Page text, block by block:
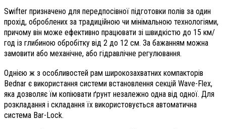
Swifter призначено для передпосівної підготовки полів за один
прохід, оброблених за традиційною чи мінімальною технологіями,
причому він може ефективно працювати зі швидкістю до 15 км/
год із глибиною обробітку від 2 до 12 см. За бажанням можна
замовити або механічне, або гідравлічне регулювання.
Однією ж з особливостей рам широкозахватних компакторів
Bednar є використання системи встановлення секцій Wave-Flex,
яка дозволяє їм копіювати ґрунт незалежно одна від одної. Для
розкладання і складання їх використовується автоматична
система Bar-Lock.